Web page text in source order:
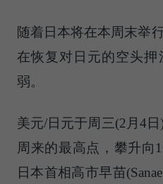
随着日本将在本周末举
在恢复对日元的空头
弱。
美元/日元于周三(2月4
周来的最高点，攀升向
日本首相高市早苗